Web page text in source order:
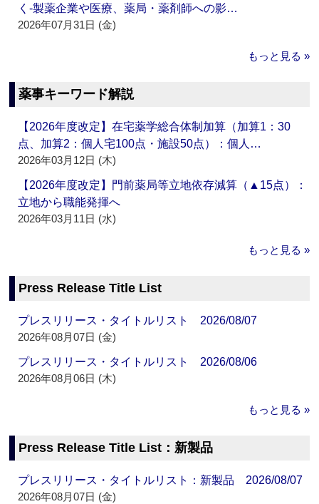
く‐製薬企業や医療、薬局・薬剤師への影…
2026年07月31日 (金)
もっと見る »
薬事キーワード解説
【2026年度改定】在宅薬学総合体制加算（加算1：30
点、加算2：個人宅100点・施設50点）：個人…
2026年03月12日 (木)
【2026年度改定】門前薬局等立地依存減算（▲15点）：
立地から職能発揮へ
2026年03月11日 (水)
もっと見る »
Press Release Title List
プレスリリース・タイトルリスト 2026/08/07
2026年08月07日 (金)
プレスリリース・タイトルリスト 2026/08/06
2026年08月06日 (木)
もっと見る »
Press Release Title List：新製品
プレスリリース・タイトルリスト：新製品 2026/08/07
2026年08月07日 (金)